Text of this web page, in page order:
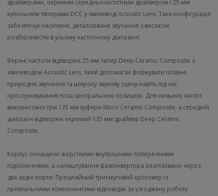
драйверами, окремим середньочастотним драйвером і 25 мм
купольним твітерами DCC у хвилеводі Acoustic Lens. Така конфігурація
забезпечує насичене, деталізоване звучання з високою
розбірливістю в усьому частотному діапазоні.
Верхні частоти відтворює 25 мм твітер Deep Ceramic Composite з
хвилеводом Acoustic Lens, який допомагає формувати плавне,
природне звучання та широку звукову сцену навіть під час
прослуховування поза центральною позицією. Для низьких частот
використано три 135 мм вуфери Micro Ceramic Composite, а середній
діапазон відтворює окремий 135 мм драйвер Deep Ceramic
Composite.
Корпус оснащено жорсткими внутрішніми поперечними
підсиленнями, а налаштування фазоінвертора реалізовано через
два задні порти. Прецизійний трисмуговий кросовер із
преміальними компонентами відповідає за узгоджену роботу